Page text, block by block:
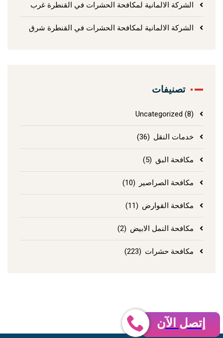
الشركة الالمانية لمكافحة الحشرات في القنطرة غرب
الشركة الالمانية لمكافحة الحشرات في القنطرة شرق
تصنيفات
Uncategorized (8)
خدمات النقل (36)
مكافحة البق (5)
مكافحة الصراصير (10)
مكافحة القوارض (11)
مكافحة النمل الابيض (2)
مكافحة حشرات (223)
إتصل الآن